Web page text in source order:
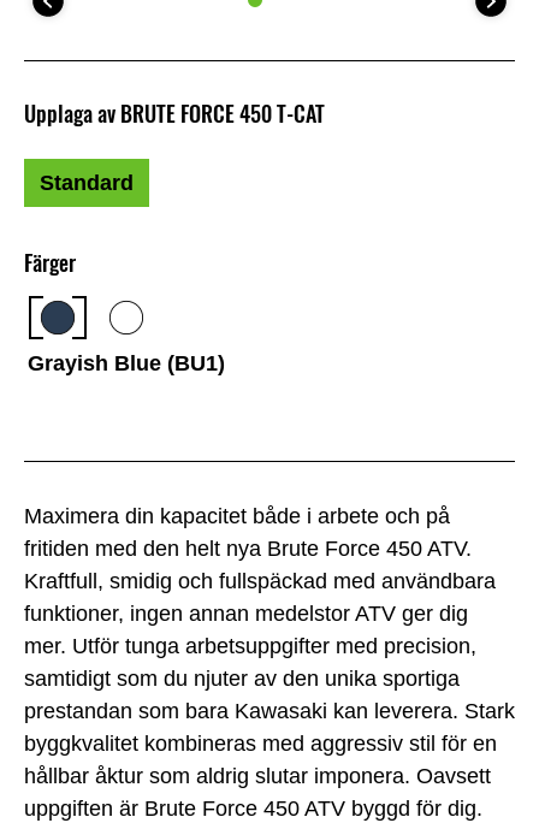
Maximera din kapacitet både i arbete och på
fritiden med den helt nya Brute Force 450 ATV.
Kraftfull, smidig och fullspäckad med användbara
funktioner, ingen annan medelstor ATV ger dig
mer. Utför tunga arbetsuppgifter med precision,
samtidigt som du njuter av den unika sportiga
prestandan som bara Kawasaki kan leverera. Stark
byggkvalitet kombineras med aggressiv stil för en
hållbar åktur som aldrig slutar imponera. Oavsett
uppgiften är Brute Force 450 ATV byggd för dig.
Färger
Grayish Blue (BU1)
Upplaga av BRUTE FORCE 450 T-CAT
Standard